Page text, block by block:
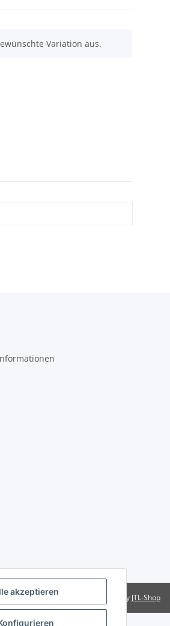
akzeptieren
Variation aus.
Powered by JTL-Shop